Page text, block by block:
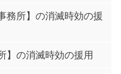
務所】の消滅時効の援
】の消滅時効の援用